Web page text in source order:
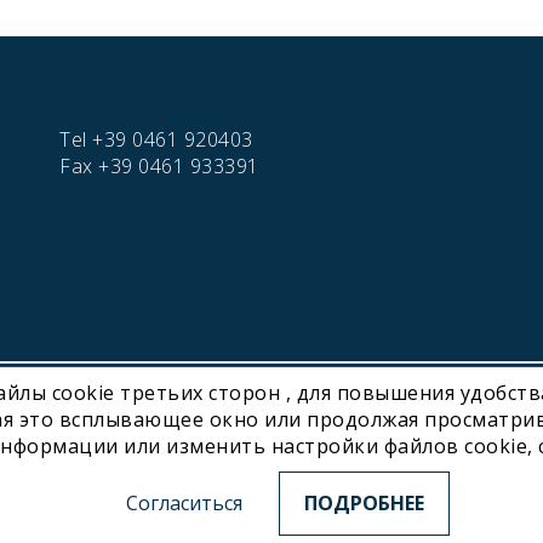
Tel +39 0461 920403
Fax +39 0461 933391
| P. IVA IT01716450224
cookie третьих сторон , для повышения
это всплывающее окно или продолжая
или изменить настройки файлов
Согласиться ПОДРОБНЕЕ